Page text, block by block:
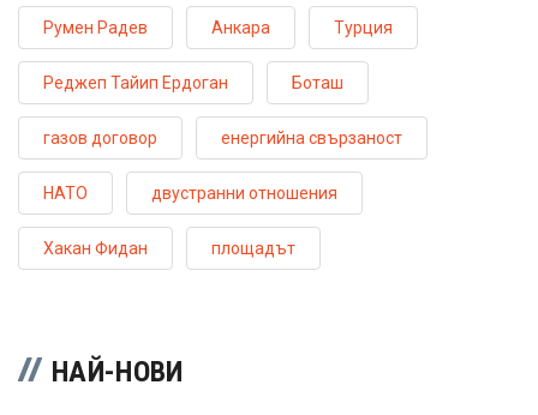
Румен Радев Анкара Турция
Реджеп Тайип Ердоган Боташ
газов договор енергийна свързаност
НАТО двустранни отношения
Хакан Фидан площадът
НАЙ-НОВИ